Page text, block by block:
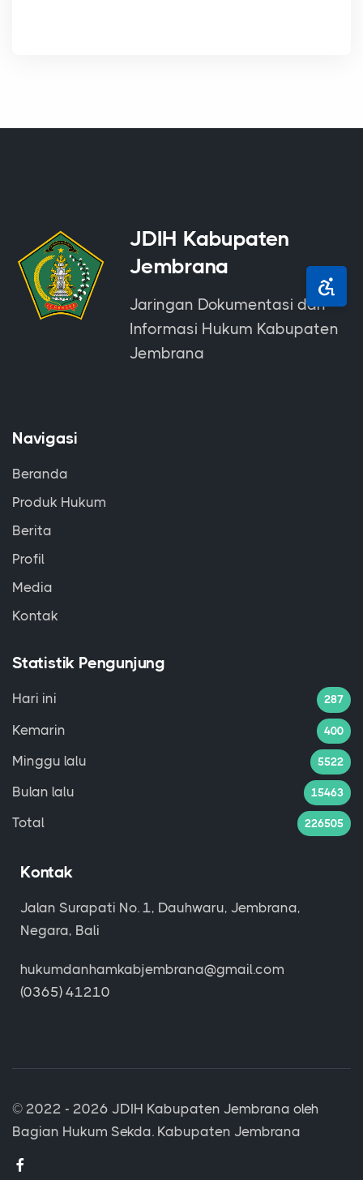
JDIH Kabupaten
Jembrana
Jaringan Dokumentasi dan
Informasi Hukum Kabupaten
Jembrana
Navigasi
Beranda
Produk Hukum
Berita
Profil
Media
Kontak
Statistik Pengunjung
Hari ini 287
Kemarin 400
Minggu lalu 5522
Bulan lalu 15463
Total 226505
Kontak
Jalan Surapati No. 1, Dauhwaru, Jembrana,
Negara, Bali
hukumdanhamkabjembrana@gmail.com
(0365) 41210
© 2022 - 2026 JDIH Kabupaten Jembrana oleh
Bagian Hukum Sekda. Kabupaten Jembrana